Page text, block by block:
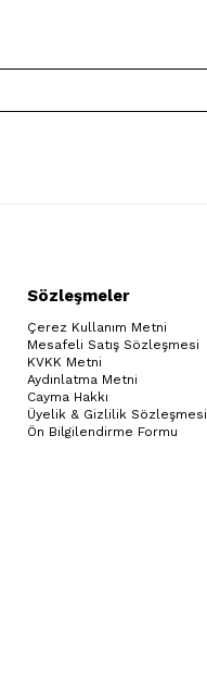
Sözleşmeler
Çerez Kullanım Metni
Mesafeli Satış Sözleşmesi
KVKK Metni
Aydınlatma Metni
Cayma Hakkı
Üyelik & Gizlilik Sözleşmesi
Ön Bilgilendirme Formu